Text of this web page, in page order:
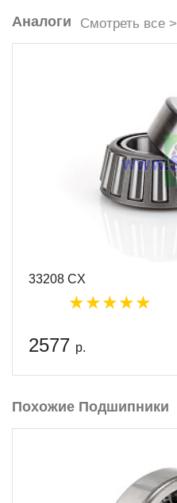
Аналоги Смотреть все >
33208 CX
2577 р.
Похожие Подшипники